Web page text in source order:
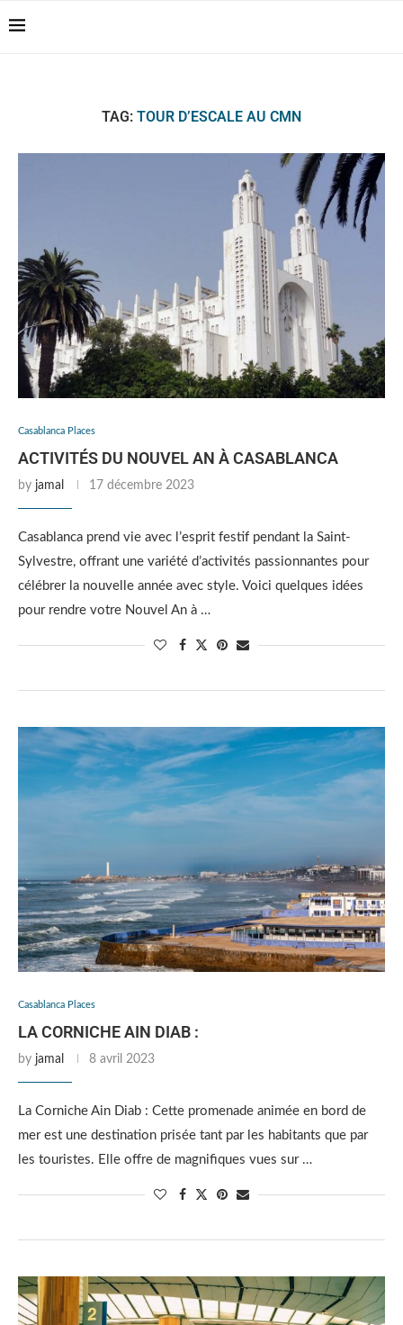
TAG: TOUR D’ESCALE AU CMN
Casablanca Places
ACTIVITÉS DU NOUVEL AN À CASABLANCA
by jamal 17 décembre 2023
Casablanca prend vie avec l’esprit festif pendant la Saint-
Sylvestre, offrant une variété d’activités passionnantes pour
célébrer la nouvelle année avec style. Voici quelques idées
pour rendre votre Nouvel An à …
Casablanca Places
LA CORNICHE AIN DIAB :
by jamal 8 avril 2023
La Corniche Ain Diab : Cette promenade animée en bord de
mer est une destination prisée tant par les habitants que par
les touristes. Elle offre de magnifiques vues sur …